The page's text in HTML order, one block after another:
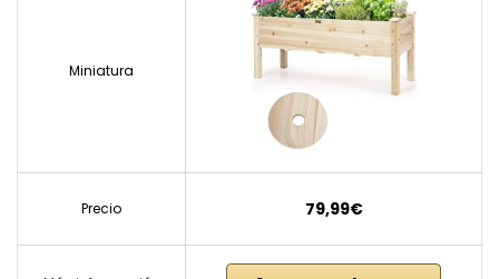
Miniatura
Precio 79,99€